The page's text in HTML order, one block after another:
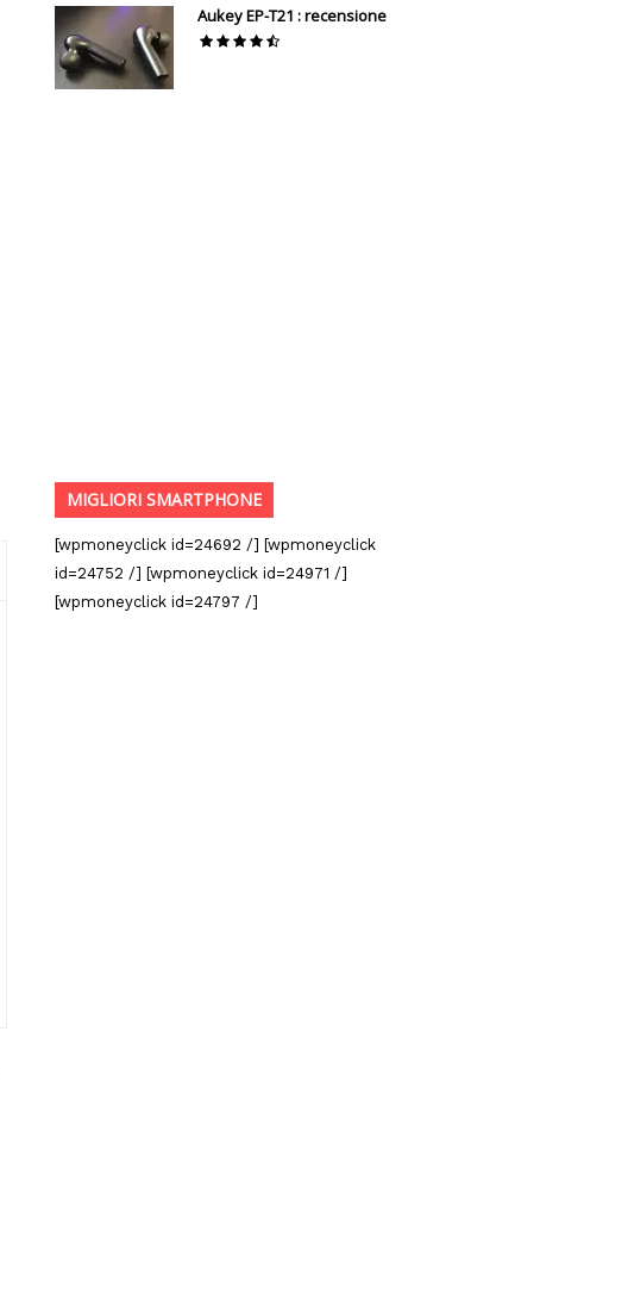
Aukey EP-T21 : recensione
MIGLIORI SMARTPHONE
[wpmoneyclick id=24692 /] [wpmoneyclick
id=24752 /] [wpmoneyclick id=24971 /]
[wpmoneyclick id=24797 /]